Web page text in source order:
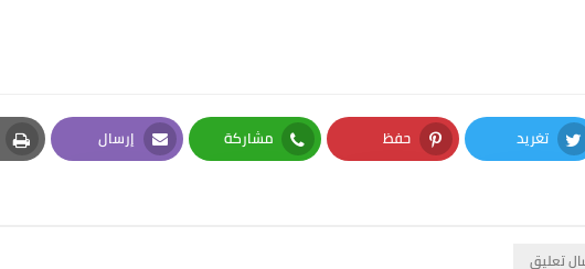
تغريد
Twitter
حفظ
Pinterest
مشاركة
Whatsapp
إرسال
Email
تعليق